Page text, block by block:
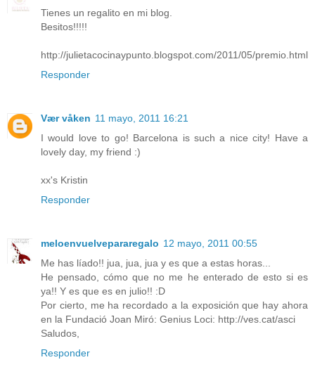
Tienes un regalito en mi blog.
Besitos!!!!!
http://julietacocinaypunto.blogspot.com/2011/05/premio.html
Responder
Vær våken 11 mayo, 2011 16:21
I would love to go! Barcelona is such a nice city! Have a
lovely day, my friend :)
xx's Kristin
Responder
meloenvuelvepararegalo 12 mayo, 2011 00:55
Me has líado!! jua, jua, jua y es que a estas horas...
He pensado, cómo que no me he enterado de esto si es
ya!! Y es que es en julio!! :D
Por cierto, me ha recordado a la exposición que hay ahora
en la Fundació Joan Miró: Genius Loci: http://ves.cat/asci
Saludos,
Responder